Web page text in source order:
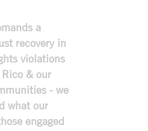
a
recovery in
violations
& our
- we
what our
engaged